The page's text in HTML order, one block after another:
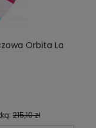
Orbita La
215,10 zł